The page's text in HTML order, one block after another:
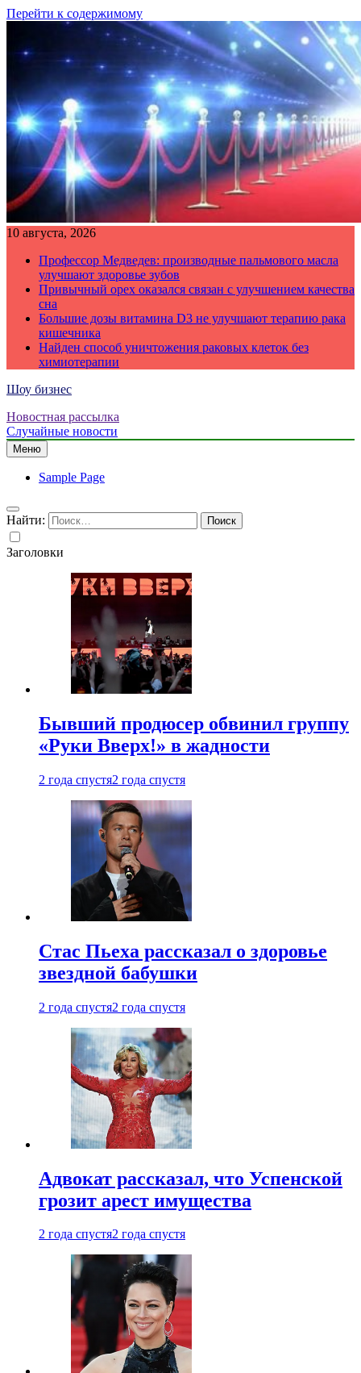
Перейти к содержимому
10 августа, 2026
Профессор Медведев: производные пальмового масла
улучшают здоровье зубов
Привычный орех оказался связан с улучшением качества
сна
Большие дозы витамина D3 не улучшают терапию рака
кишечника
Найден способ уничтожения раковых клеток без
химиотерапии
Шоу бизнес
Новостная рассылка
Случайные новости
Меню
Sample Page
Найти:
Заголовки
Бывший продюсер обвинил группу
«Руки Вверх!» в жадности
2 года спустя2 года спустя
Стас Пьеха рассказал о здоровье
звездной бабушки
2 года спустя2 года спустя
Адвокат рассказал, что Успенской
грозит арест имущества
2 года спустя2 года спустя